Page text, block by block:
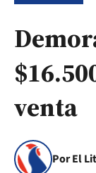
venta
Por El